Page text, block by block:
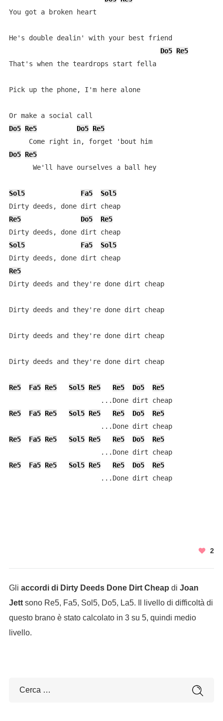
You got a broken heart
He's double dealin' with your best friend
Do5 Re5
That's when the teardrops start fella
Pick up the phone, I'm here alone
Do5 Re5 Do5 Re5
     Come right in, forget 'bout him
Do5 Re5
      We'll have ourselves a ball hey
Sol5 Fa5
Sol5
Dirty deeds, done dirt cheap
Re5
Do5
Re5
Dirty deeds, done dirt cheap
Sol5
Fa5
Sol5
Dirty deeds, done dirt cheap
Re5
Dirty deeds and they're done dirt cheap
Dirty deeds and they're done dirt cheap
Dirty deeds and they're done dirt cheap
Dirty deeds and they're done dirt cheap
Re5 Fa5 Re5 Sol5 Re5 Re5 Do5
Re5
                       ...Done dirt cheap
Re5
Fa5 Re5 Sol5 Re5 Re5 Do5
Re5
                       ...Done dirt cheap
Re5
Fa5 Re5 Sol5 Re5 Re5 Do5
Re5
                       ...Done dirt cheap
Re5
Fa5 Re5 Sol5 Re5 Re5 Do5
Re5
                       ...Done dirt cheap
2
Gli accordi di Dirty Deeds Done Dirt Cheap di Joan
Jettsono Re5, Fa5, Sol5, Do5, La5. Il livello di difficoltà di
questo brano è stato calcolato in 3 su 5, quindi medio
livello.